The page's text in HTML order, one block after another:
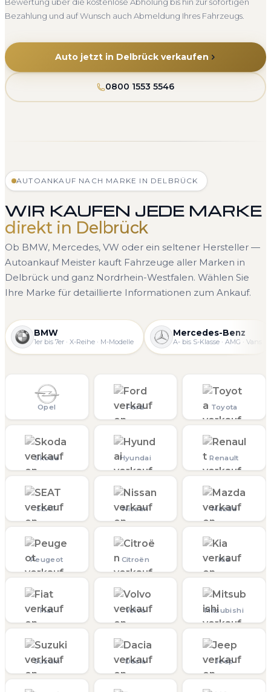
Bezahlung und auf Wunsch auch Abmeldung Ihres Fahrzeugs.
Auto jetzt in Delbrück verkaufen
0800 1553 5546
AUTOANKAUF NACH MARKE IN DELBRÜCK
WIR KAUFEN JEDE MARKE
direkt in Delbrück
Ob BMW, Mercedes, VW oder ein seltener Hersteller —
Autoankauf Meister kauft Fahrzeuge aller Marken in
Delbrück und ganz Nordrhein-Westfalen. Wählen Sie
Ihre Marke für detaillierte Informationen zum Ankauf.
BMW
1er bis 7er · X-Reihe · M-Modelle
Mercedes-Benz
A- bis S-Klasse · AMG · Vans
Opel Ford Toyota
Skoda Hyundai Renault
SEAT Nissan Mazda
Peugeot Citroën Kia
Fiat Volvo Mitsubishi
Suzuki Dacia Jeep